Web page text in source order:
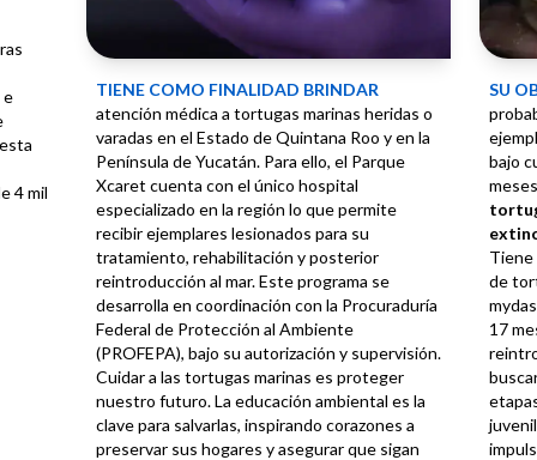
e
4 mil
Tiene como finalidad brindar
atención médica a tortugas marinas heridas o
varadas en el Estado de Quintana Roo y en la
Península de Yucatán. Para ello, el Parque
Xcaret cuenta con el único hospital
especializado en la región lo que permite
recibir ejemplares lesionados para su
tratamiento, rehabilitación y posterior
reintroducción al mar. Este programa se
desarrolla en coordinación con la Procuraduría
Federal de Protección al Ambiente
(PROFEPA), bajo su autorización y supervisión.
Cuidar a las tortugas marinas es proteger
nuestro futuro. La educación ambiental es la
clave para salvarlas, inspirando corazones a
preservar sus hogares y asegurar que sigan
Su
bajo
Tiene
de
17